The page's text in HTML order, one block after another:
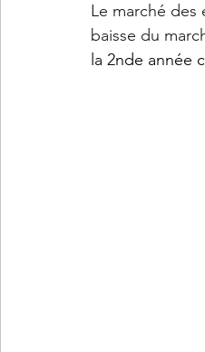
Le marché des
baisse du
la 2nde année